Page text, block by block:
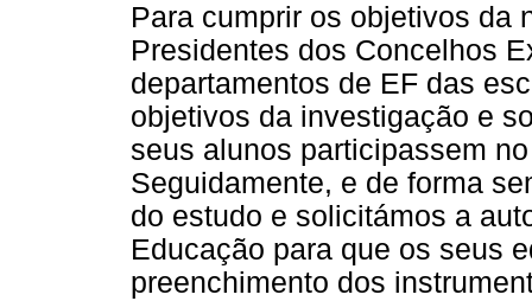
Para cumprir os objetivos da
Presidentes dos Concelhos
departamentos de EF das
objetivos da investigação e
seus alunos participassem
Seguidamente, e de forma
do estudo e solicitámos a
Educação para que os seus
preenchimento dos